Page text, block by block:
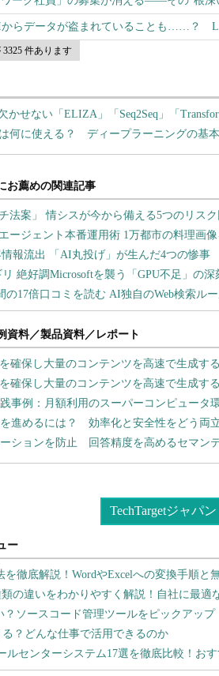
らデータが盗まれていることも……？
件あります
かせない「ELIZA」「Seq2Seq」「
は何に使える？ ディープラーニングの基
資料／製品資料／レポート
確保し大量のコンテンツを高速で生成す
確保し大量のコンテンツを高速で生成す
事例：月額利用のスーパーコンピュータ
進めるには？ 効率化と安全性をどう両
ションを防止 回答精度を高めるセマン
TechTargetジャパ
を徹底解説！WordやExcelへの変換手順と
類の違いをわかりやすく解説！自社に最適
？ソースコード管理ツールをピックアップ
る？どんな仕事で活用できるのか
ルセンターシステム17選を徹底比較！お